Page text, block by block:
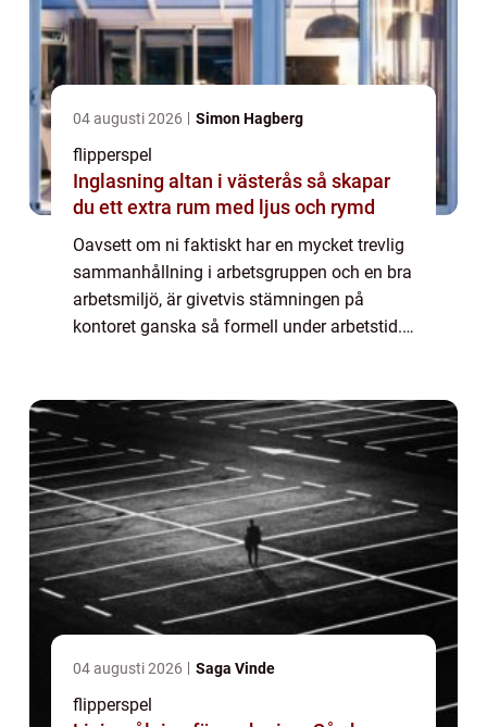
04 augusti 2026 Simon Hagberg
flipperspel
Inglasning altan i västerås så skapar
du ett extra rum med ljus och rymd
Oavsett om ni faktiskt har en mycket trevlig
sammanhållning i arbetsgruppen och en bra
arbetsmiljö, är givetvis stämningen på
kontoret ganska så formell under arbetstid.
04 augusti 2026 Saga Vinde
flipperspel